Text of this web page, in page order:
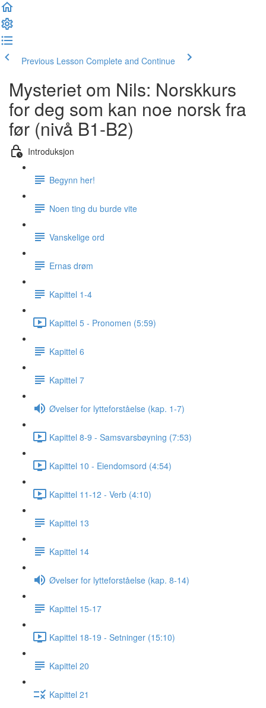
Previous Lesson Complete and Continue
Mysteriet om Nils: Norskkurs
for deg som kan noe norsk fra
før (nivå B1-B2)
Introduksjon
Begynn her!
Noen ting du burde vite
Vanskelige ord
Ernas drøm
Kapittel 1-4
Kapittel 5 - Pronomen (5:59)
Kapittel 6
Kapittel 7
Øvelser for lytteforståelse (kap. 1-7)
Kapittel 8-9 - Samsvarsbøyning (7:53)
Kapittel 10 - Eiendomsord (4:54)
Kapittel 11-12 - Verb (4:10)
Kapittel 13
Kapittel 14
Øvelser for lytteforståelse (kap. 8-14)
Kapittel 15-17
Kapittel 18-19 - Setninger (15:10)
Kapittel 20
Kapittel 21